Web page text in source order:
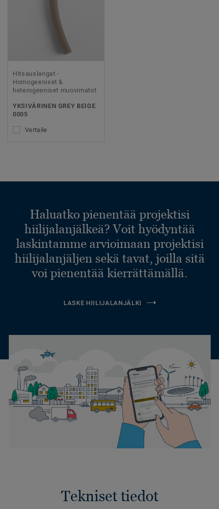
Hitsauslangat -
Homogeeniset &
heterogeeniset muovimatot
YKSIVÄRINEN GREY BEIGE
0005
Vertaile
Haluatko pienentää projektisi
hiilijalanjälkeä? Voit hyödyntää
laskintamme arvioimaan projektisi
hiilijalanjäljen sekä tavat, joilla sitä
voi pienentää kierrättämällä.
LASKE HIILIJALANJÄLKI
Tekniset tiedot